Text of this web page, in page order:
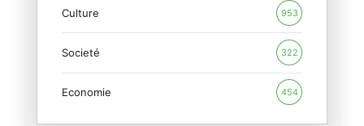
نحيب حائط المبكى
31/01/2026
بدعة أخرى من بدع انقلابيي اتحا
Culture 953
Societé 322
Economie 454